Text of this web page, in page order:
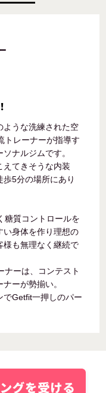
ような洗練された空
トレーナーが指導す
ナルジムです。
えてきそうな内装
5分の場所にあり
糖質コントロールを
い身体を作り理想の
様も無理なく継続で
ナーは、コンテスト
ーが勢揃い。
でGetfit一押しのパー